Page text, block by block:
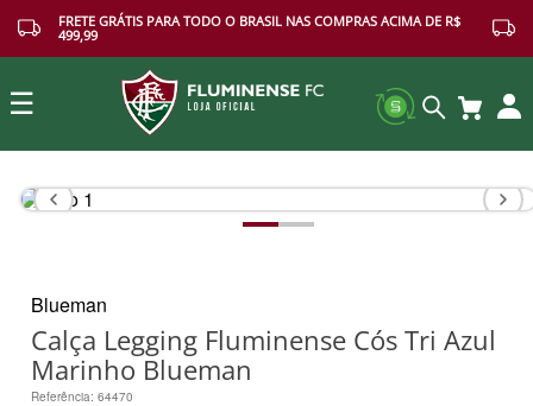
FRETE GRÁTIS PARA TODO O BRASIL NAS COMPRAS ACIMA DE R$
499,99
☰
Buscar
Blueman
Calça Legging Fluminense Cós Tri Azul
Marinho Blueman
Referência: 64470